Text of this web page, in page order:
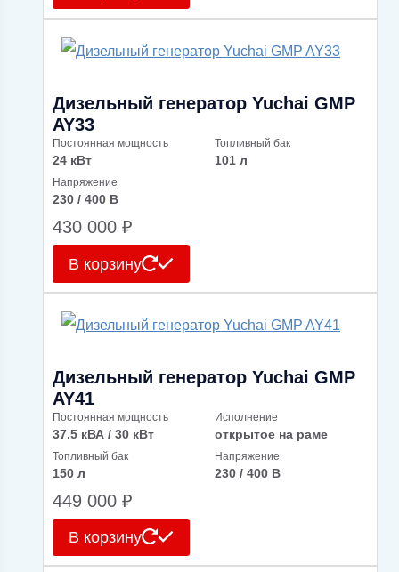
Дизельный генератор Yuchai GMP
AY33
Постоянная мощность
24 кВт
Топливный бак
101 л
Напряжение
230 / 400 В
430 000 ₽
В корзину
Дизельный генератор Yuchai GMP
AY41
Постоянная мощность
37.5 кВА / 30 кВт
Исполнение
открытое на раме
Топливный бак
150 л
Напряжение
230 / 400 В
449 000 ₽
В корзину